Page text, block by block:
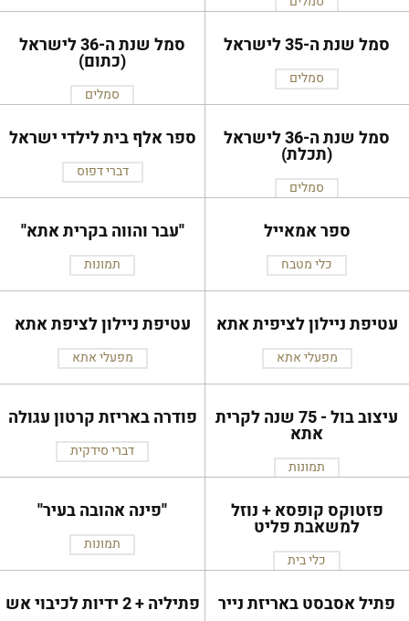
סמל שנת ה-35 לישראל
סמלים
סמל שנת ה-36 לישראל
(כתום)
סמלים
סמל שנת ה-36 לישראל
(תכלת)
סמלים
ספר אלף בית לילדי ישראל
דברי דפוס
ספר אמאייל
כלי מטבח
''עבר והווה בקרית אתא''
תמונות
עטיפת ניילון לציפית אתא
מפעלי אתא
עטיפת ניילון לציפת אתא
מפעלי אתא
עיצוב בול - 75 שנה לקרית
אתא
תמונות
פודרה באריזת קרטון עגולה
דברי סידקית
פזטוקס קופסא + נוזל
למשאבת פליט
כלי בית
''פינה אהובה בעיר''
תמונות
פתיל אסבסט באריזת נייר פתיליה + 2 ידיות לכיבוי אש